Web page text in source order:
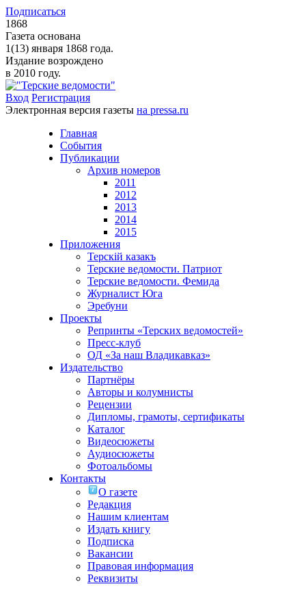
Подписаться
1868
Газета основана
1(13) января 1868 года.
Издание возрождено
в 2010 году.
Вход Регистрация
Электронная версия газеты на pressa.ru
Главная
События
Публикации
Архив номеров
2011
2012
2013
2014
2015
Приложения
Терскiй казакъ
Терские ведомости. Патриот
Терские ведомости. Фемида
Журналист Юга
Эребуни
Проекты
Репринты «Терских ведомостей»
Пресс-клуб
ОД «За наш Владикавказ»
Издательство
Партнёры
Авторы и колумнисты
Рецензии
Дипломы, грамоты, сертификаты
Каталог
Видеосюжеты
Аудиосюжеты
Фотоальбомы
Контакты
О газете
Редакция
Нашим клиентам
Издать книгу
Подписка
Вакансии
Правовая информация
Реквизиты